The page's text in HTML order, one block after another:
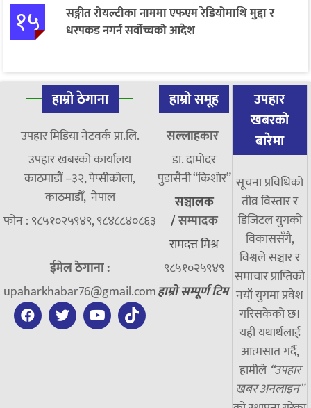
१५
सङ्गीत रोयल्टीका नाममा एफएम रेडियोमाथि मुद्दा र
धरपकड नगर्न सर्वोच्चको आदेश
हाम्रो ठेगाना
उपहार मिडिया नेटवर्क प्रा.लि.
उपहार खबरको कार्यालय
काठमाडौं –३२, पेप्सीकोला,
काठमाडौँ, नेपाल
फोन : ९८५१०२५९४९, ९८४८८४०८६३
ईमेल ठेगाना :
upaharkhabar76@gmail.com
हाम्रो समूह
सल्लाहकार
डा. दामाेदर
पुडासैनी “किशाेर”
सञ्चालक
/सम्पादक
रामदत्त मिश्र
९८५१०२५९४९
हाम्रो सम्पूर्ण टिम
उपहार
खबरको
बारेमा
सूचना प्रविधिको
तीव्र विस्तार र
डिजिटल युगको
विकाससँगै,
विश्वले सञ्चार र
समाचार प्राप्तिको
नयाँ युगमा प्रवेश
गरिसकेको छ।
यही यथार्थलाई
आत्मसात गर्दै,
हामीले “उपहार
खबर अनलाइन”